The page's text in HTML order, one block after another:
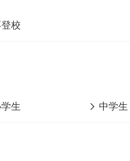
校
生 中学生